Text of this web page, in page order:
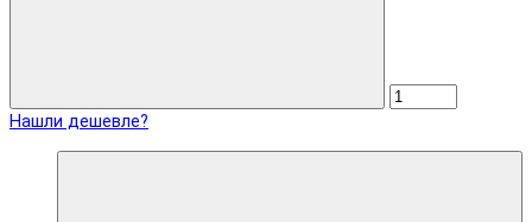
Нашли дешевле?